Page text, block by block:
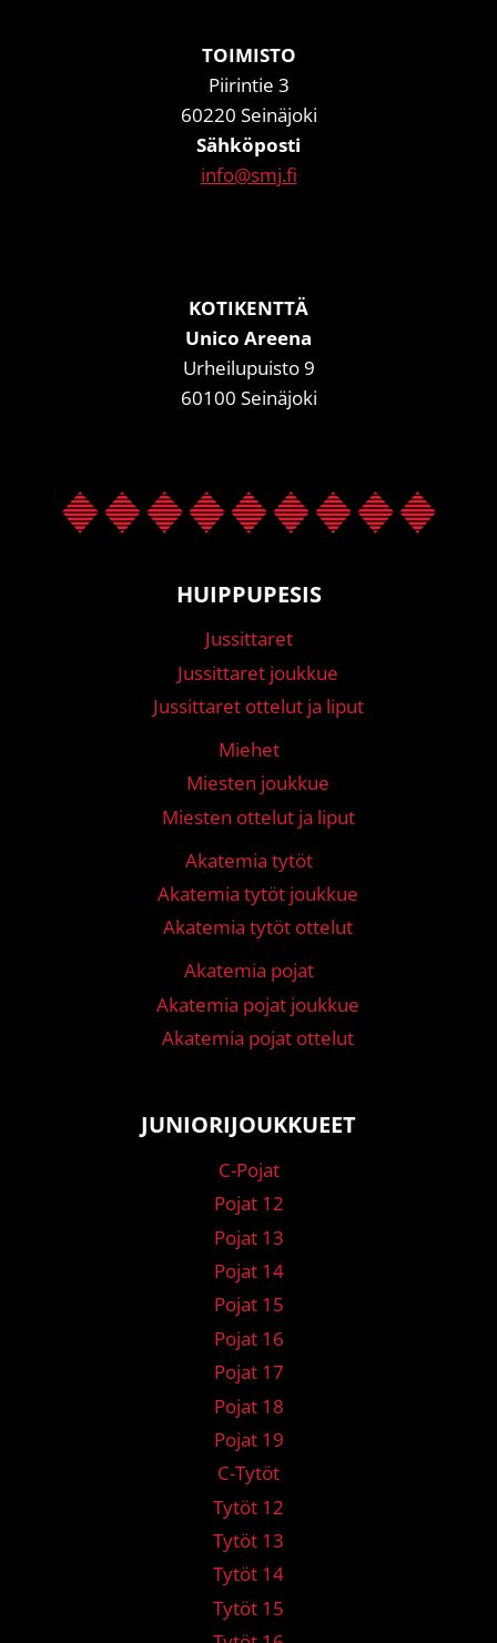
TOIMISTO
Piirintie 3
60220 Seinäjoki
Sähköposti
info@smj.fi
KOTIKENTTÄ
Unico Areena
Urheilupuisto 9
60100 Seinäjoki
HUIPPUPESIS
Jussittaret
Jussittaret joukkue
Jussittaret ottelut ja liput
Miehet
Miesten joukkue
Miesten ottelut ja liput
Akatemia tytöt
Akatemia tytöt joukkue
Akatemia tytöt ottelut
Akatemia pojat
Akatemia pojat joukkue
Akatemia pojat ottelut
JUNIORIJOUKKUEET
C-Pojat
Pojat 12
Pojat 13
Pojat 14
Pojat 15
Pojat 16
Pojat 17
Pojat 18
Pojat 19
C-Tytöt
Tytöt 12
Tytöt 13
Tytöt 14
Tytöt 15